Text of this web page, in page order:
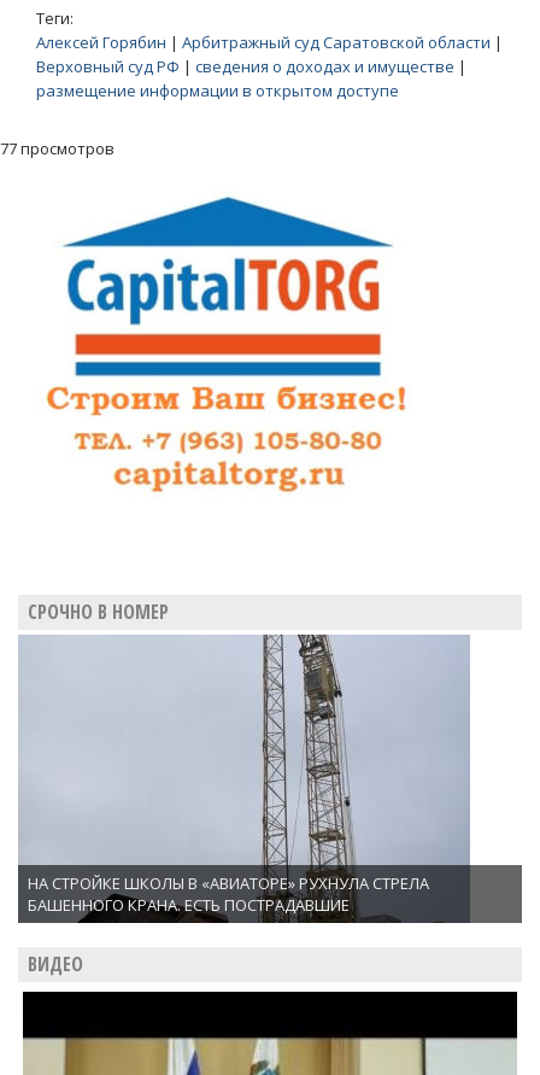
Теги:
Алексей Горябин | Арбитражный суд Саратовской области |
Верховный суд РФ | сведения о доходах и имуществе |
размещение информации в открытом доступе
77 просмотров
СРОЧНО В НОМЕР
НА СТРОЙКЕ ШКОЛЫ В «АВИАТОРЕ» РУХНУЛА СТРЕЛА
БАШЕННОГО КРАНА. ЕСТЬ ПОСТРАДАВШИЕ
ВИДЕО